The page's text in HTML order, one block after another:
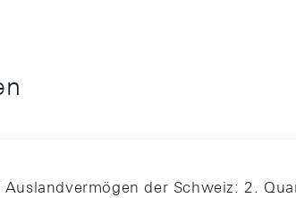
der Schweiz: 2.